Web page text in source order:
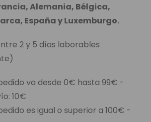
Alemania, Bélgica,
España y Luxemburgo.
2 y 5 días laborables
va desde 0€ hasta 99€ -
10€
es igual o superior a 100€ -